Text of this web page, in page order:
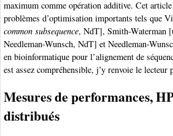
maximum comme opération additive. Cet
problèmes d’optimisation importants tels que
common subsequence, NdT], Smith-Waterman
Needleman-Wunsch, NdT] et Needleman-
en bioinformatique pour l’alignement de
est assez compréhensible, j’y renvoie le lecteur
Mesures de performances,
distribués